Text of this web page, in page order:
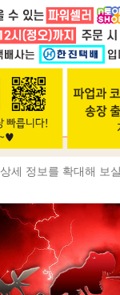
상세 정보를 확대해 보